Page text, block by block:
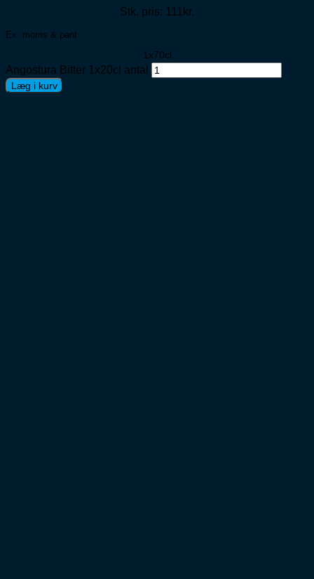
Stk. pris: 111kr.
Ex. moms & pant
1x70cl
Angostura Bitter 1x20cl antal
Læg i kurv